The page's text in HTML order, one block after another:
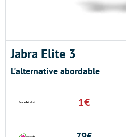
Jabra Elite 3
L'alternative abordable
1€